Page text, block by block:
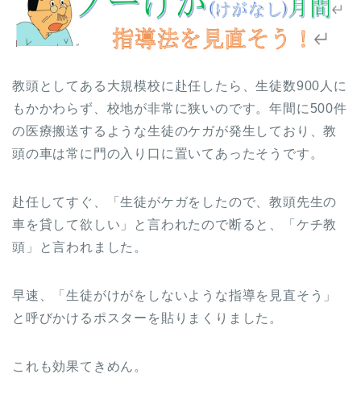
教頭としてある大規模校に赴任したら、生徒数900人に
もかかわらず、校地が非常に狭いのです。年間に500件
の医療搬送するような生徒のケガが発生しており、教
頭の車は常に門の入り口に置いてあったそうです。
赴任してすぐ、「生徒がケガをしたので、教頭先生の
車を貸して欲しい」と言われたので断ると、「ケチ教
頭」と言われました。
早速、「生徒がけがをしないような指導を見直そう」
と呼びかけるポスターを貼りまくりました。
これも効果てきめん。